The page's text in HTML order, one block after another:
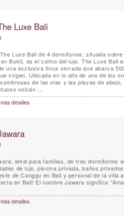
Luxe Bali
Luxe Bali de 4 dormitorios, situada
en Bukit, es el colmo del lujo. The Luxe Bali
una exclusiva finca cerrada que abarca
virgen. Ubicada en lo alto de uno de los
de las olas y las playas de
volcán ...
detalles
ideal para familias, de tres dormitorios
de lujo, piscina privada, baños
de Canggu en Bali y personal de la villa
en Bali! El nombre Jawara significa
detalles